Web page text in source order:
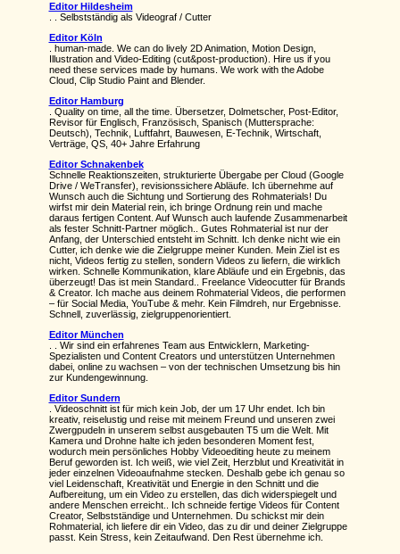
Editor Hildesheim
. . Selbstständig als Videograf / Cutter
Editor Köln
. human-made. We can do lively 2D Animation, Motion Design,
Illustration and Video-Editing (cut&post-production). Hire us if you
need these services made by humans. We work with the Adobe
Cloud, Clip Studio Paint and Blender.
Editor Hamburg
. Quality on time, all the time. Übersetzer, Dolmetscher, Post-Editor,
Revisor für Englisch, Französisch, Spanisch (Muttersprache:
Deutsch), Technik, Luftfahrt, Bauwesen, E-Technik, Wirtschaft,
Verträge, QS, 40+ Jahre Erfahrung
Editor Schnakenbek
Schnelle Reaktionszeiten, strukturierte Übergabe per Cloud (Google
Drive / WeTransfer), revisionssichere Abläufe. Ich übernehme auf
Wunsch auch die Sichtung und Sortierung des Rohmaterials! Du
wirfst mir dein Material rein, ich bringe Ordnung rein und mache
daraus fertigen Content. Auf Wunsch auch laufende Zusammenarbeit
als fester Schnitt-Partner möglich.. Gutes Rohmaterial ist nur der
Anfang, der Unterschied entsteht im Schnitt. Ich denke nicht wie ein
Cutter, ich denke wie die Zielgruppe meiner Kunden. Mein Ziel ist es
nicht, Videos fertig zu stellen, sondern Videos zu liefern, die wirklich
wirken. Schnelle Kommunikation, klare Abläufe und ein Ergebnis, das
überzeugt! Das ist mein Standard.. Freelance Videocutter für Brands
& Creator. Ich mache aus deinem Rohmaterial Videos, die performen
– für Social Media, YouTube & mehr. Kein Filmdreh, nur Ergebnisse.
Schnell, zuverlässig, zielgruppenorientiert.
Editor München
. . Wir sind ein erfahrenes Team aus Entwicklern, Marketing-
Spezialisten und Content Creators und unterstützen Unternehmen
dabei, online zu wachsen – von der technischen Umsetzung bis hin
zur Kundengewinnung.
Editor Sundern
. Videoschnitt ist für mich kein Job, der um 17 Uhr endet. Ich bin
kreativ, reiselustig und reise mit meinem Freund und unseren zwei
Zwergpudeln in unserem selbst ausgebauten T5 um die Welt. Mit
Kamera und Drohne halte ich jeden besonderen Moment fest,
wodurch mein persönliches Hobby Videoediting heute zu meinem
Beruf geworden ist. Ich weiß, wie viel Zeit, Herzblut und Kreativität in
jeder einzelnen Videoaufnahme stecken. Deshalb gebe ich genau so
viel Leidenschaft, Kreativität und Energie in den Schnitt und die
Aufbereitung, um ein Video zu erstellen, das dich widerspiegelt und
andere Menschen erreicht.. Ich schneide fertige Videos für Content
Creator, Selbstständige und Unternehmen. Du schickst mir dein
Rohmaterial, ich liefere dir ein Video, das zu dir und deiner Zielgruppe
passt. Kein Stress, kein Zeitaufwand. Den Rest übernehme ich.